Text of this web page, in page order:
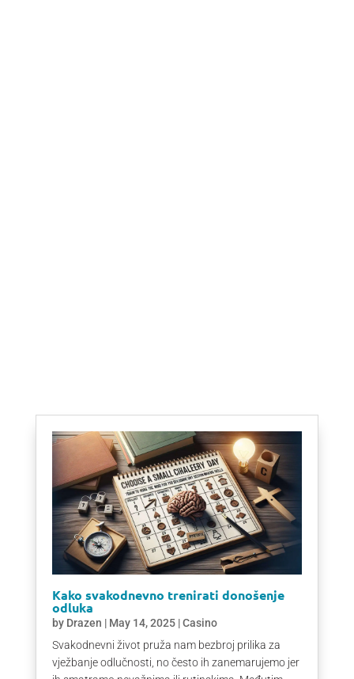
Kako svakodnevno trenirati donošenje
odluka
by Drazen | May 14, 2025|Casino
Svakodnevni život pruža nam bezbroj prilika za
vježbanje odlučnosti, no često ih zanemarujemo jer